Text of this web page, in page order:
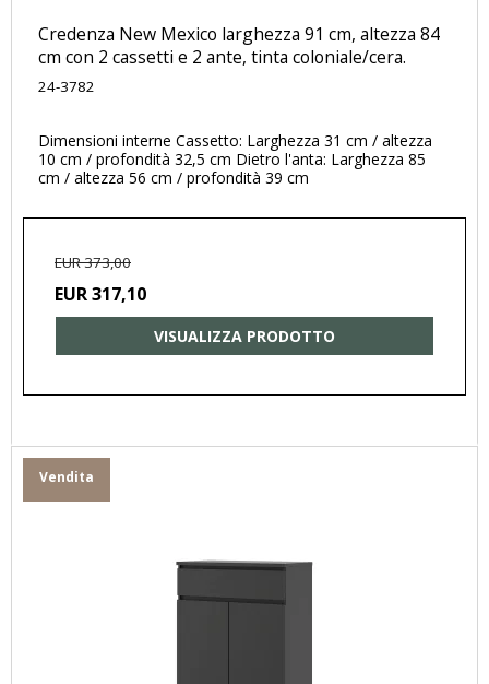
Credenza New Mexico larghezza 91 cm, altezza 84
cm con 2 cassetti e 2 ante, tinta coloniale/cera.
24-3782
Dimensioni interne Cassetto: Larghezza 31 cm / altezza
10 cm / profondità 32,5 cm Dietro l'anta: Larghezza 85
cm / altezza 56 cm / profondità 39 cm
EUR 373,00
EUR 317,10
VISUALIZZA PRODOTTO
Vendita